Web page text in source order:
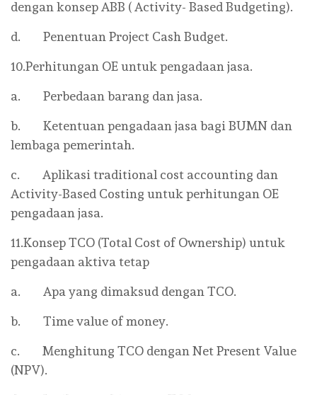
dengan konsep ABB ( Activity- Based Budgeting).
d. Penentuan Project Cash Budget.
10.Perhitungan OE untuk pengadaan jasa.
a. Perbedaan barang dan jasa.
b. Ketentuan pengadaan jasa bagi BUMN dan
lembaga pemerintah.
c. Aplikasi traditional cost accounting dan
Activity-Based Costing untuk perhitungan OE
pengadaan jasa.
11.Konsep TCO (Total Cost of Ownership) untuk
pengadaan aktiva tetap
a. Apa yang dimaksud dengan TCO.
b. Time value of money.
c. Menghitung TCO dengan Net Present Value
(NPV).